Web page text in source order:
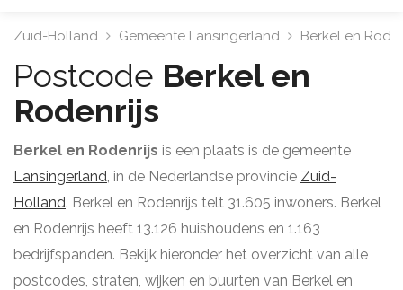
Zuid-Holland Gemeente Lansingerland Berkel en
Postcode Berkel en
Rodenrijs
Berkel en Rodenrijs is een plaats is de gemeente
Lansingerland, in de Nederlandse provincie Zuid-
Holland. Berkel en Rodenrijs telt 31.605 inwoners. Berkel
en Rodenrijs heeft 13.126 huishoudens en 1.163
bedrijfspanden. Bekijk hieronder het overzicht van alle
postcodes, straten, wijken en buurten van Berkel en